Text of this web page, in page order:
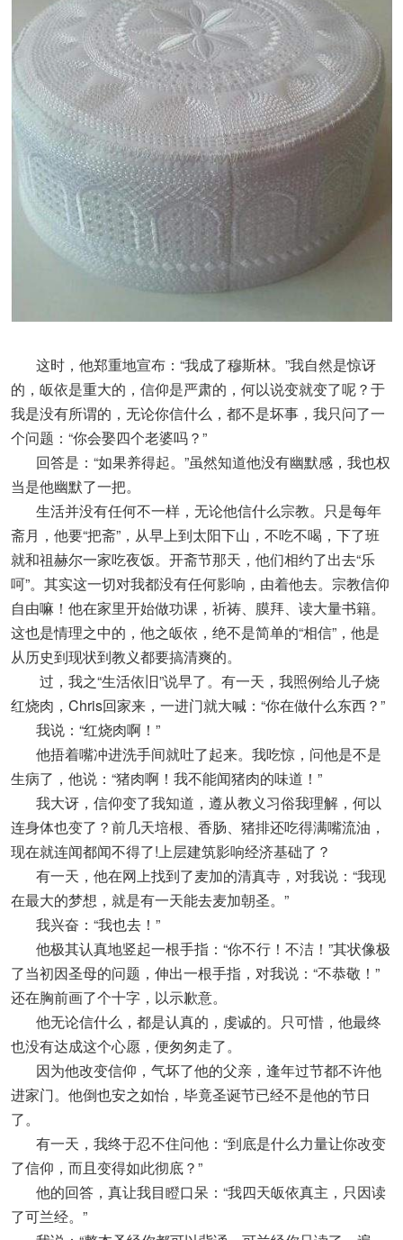
这时，他郑重地宣布：“我成了穆斯林。”我自然是惊讶
的，皈依是重大的，信仰是严肃的，何以说变就变了呢？于
我是没有所谓的，无论你信什么，都不是坏事，我只问了一
个问题：“你会娶四个老婆吗？”
回答是：“如果养得起。”虽然知道他没有幽默感，我也权
当是他幽默了一把。
生活并没有任何不一样，无论他信什么宗教。只是每年
斋月，他要“把斋”，从早上到太阳下山，不吃不喝，下了班
就和祖赫尔一家吃夜饭。开斋节那天，他们相约了出去“乐
呵”。其实这一切对我都没有任何影响，由着他去。宗教信仰
自由嘛！他在家里开始做功课，祈祷、膜拜、读大量书籍。
这也是情理之中的，他之皈依，绝不是简单的“相信”，他是
从历史到现状到教义都要搞清爽的。
过，我之“生活依旧”说早了。有一天，我照例给儿子烧
红烧肉，Chris回家来，一进门就大喊：“你在做什么东西？”
我说：“红烧肉啊！”
他捂着嘴冲进洗手间就吐了起来。我吃惊，问他是不是
生病了，他说：“猪肉啊！我不能闻猪肉的味道！”
我大讶，信仰变了我知道，遵从教义习俗我理解，何以
连身体也变了？前几天培根、香肠、猪排还吃得满嘴流油，
现在就连闻都闻不得了!上层建筑影响经济基础了？
有一天，他在网上找到了麦加的清真寺，对我说：“我现
在最大的梦想，就是有一天能去麦加朝圣。”
我兴奋：“我也去！”
他极其认真地竖起一根手指：“你不行！不洁！”其状像极
了当初因圣母的问题，伸出一根手指，对我说：“不恭敬！”
还在胸前画了个十字，以示歉意。
他无论信什么，都是认真的，虔诚的。只可惜，他最终
也没有达成这个心愿，便匆匆走了。
因为他改变信仰，气坏了他的父亲，逢年过节都不许他
进家门。他倒也安之如怡，毕竟圣诞节已经不是他的节日
了。
有一天，我终于忍不住问他：“到底是什么力量让你改变
了信仰，而且变得如此彻底？”
他的回答，真让我目瞪口呆：“我四天皈依真主，只因读
了可兰经。”